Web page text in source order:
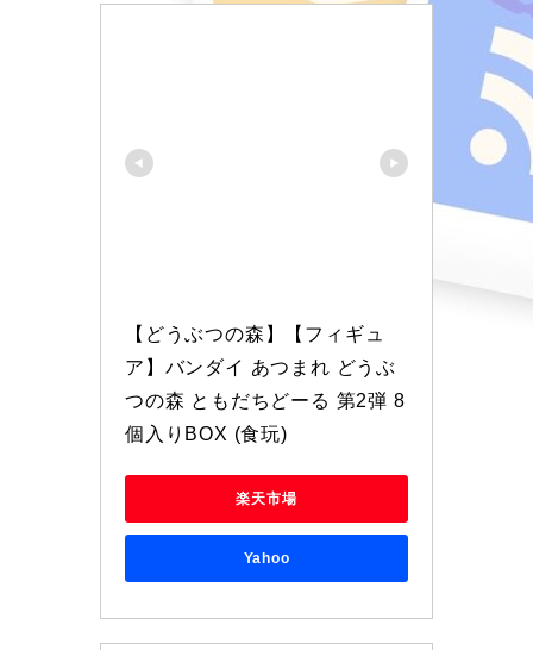
【どうぶつの森】【フィギュ
ア】バンダイ あつまれ どうぶ
つの森 ともだちどーる 第2弾 8
個入りBOX (食玩)
楽天市場
Yahoo